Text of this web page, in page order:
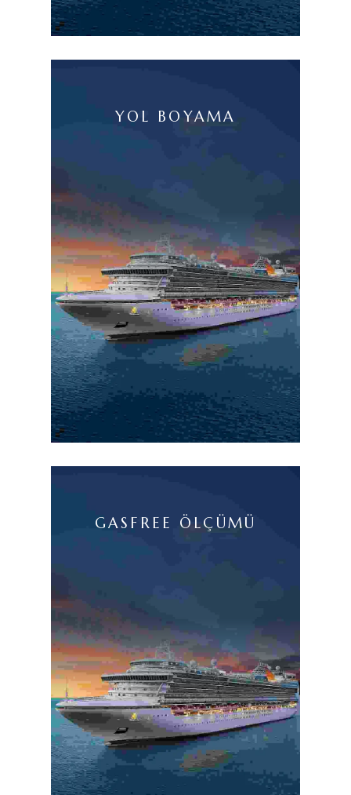
YOL BOYAMA
GASFREE ÖLÇÜMÜ